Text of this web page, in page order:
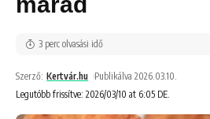
Legutóbb frissítve: 2026/03/10 at 6:05 DE.
Szerző: Kertvár.hu Publikálva 2026.03.10.
3 perc olvasási idő